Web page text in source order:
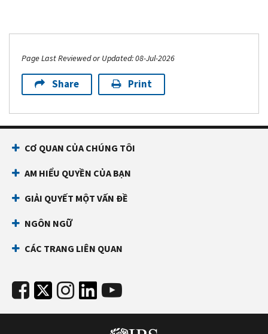
Page Last Reviewed or Updated: 08-Jul-2026
Share Print
CƠ QUAN CỦA CHÚNG TÔI
AM HIỂU QUYỀN CỦA BẠN
GIẢI QUYẾT MỘT VẤN ĐỀ
NGÔN NGỮ
CÁC TRANG LIÊN QUAN